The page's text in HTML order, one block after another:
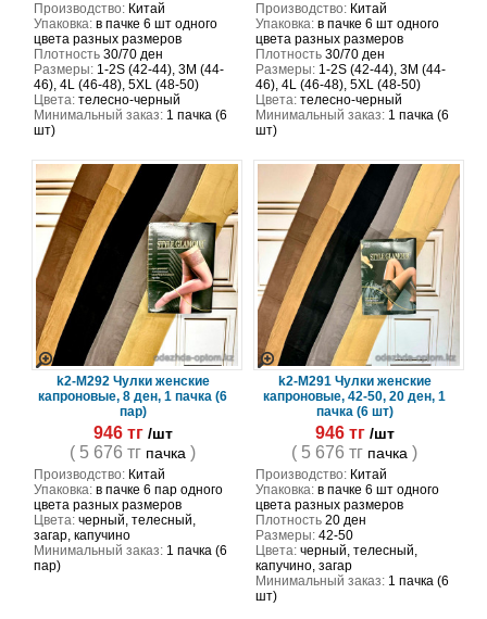
Производство:Китай
Упаковка:в пачке 6 шт одного
цвета разных размеров
Плотность30/70 ден
Размеры:1-2S (42-44), 3M (44-
46), 4L (46-48), 5XL (48-50)
Цвета:телесно-черный
Минимальный заказ:1 пачка (6
шт)
Производство:Китай
Упаковка:в пачке 6 шт одного
цвета разных размеров
Плотность30/70 ден
Размеры:1-2S (42-44), 3M (44-
46), 4L (46-48), 5XL (48-50)
Цвета:телесно-черный
Минимальный заказ:1 пачка (6
шт)
k2-M292 Чулки женские
капроновые, 8 ден, 1 пачка (6
пар)
946 тг /шт
( 5 676 тг пачка )
Производство:Китай
Упаковка:в пачке 6 пар одного
цвета разных размеров
Цвета:черный, телесный,
загар, капучино
Минимальный заказ:1 пачка (6
пар)
k2-M291 Чулки женские
капроновые, 42-50, 20 ден, 1
пачка (6 шт)
946 тг /шт
( 5 676 тг пачка )
Производство:Китай
Упаковка:в пачке 6 шт одного
цвета разных размеров
Плотность20 ден
Размеры:42-50
Цвета:черный, телесный,
капучино, загар
Минимальный заказ:1 пачка (6
шт)